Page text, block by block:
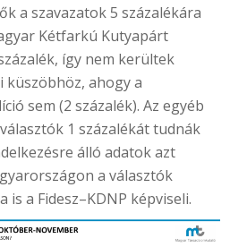
a szavazatok 5 százalékára
Kétfarkú Kutyapárt
így nem kerültek
küszöbhöz, ahogy a
sem (2 százalék). Az egyéb
1 százalékát tudnák
álló adatok azt
a választók
a Fidesz–KDNP képviseli.